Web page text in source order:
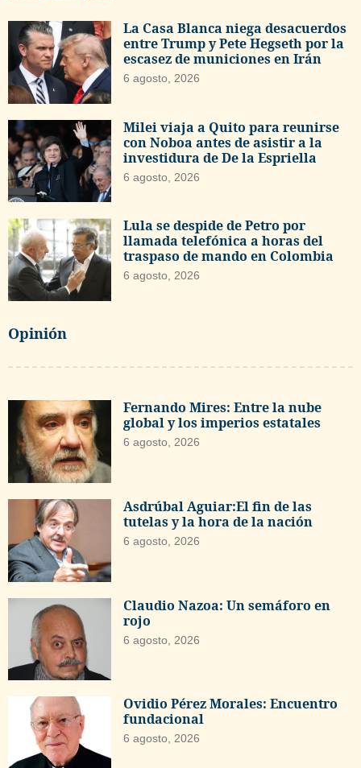
La Casa Blanca niega desacuerdos
entre Trump y Pete Hegseth por la
escasez de municiones en Irán
6 agosto, 2026
Milei viaja a Quito para reunirse
con Noboa antes de asistir a la
investidura de De la Espriella
6 agosto, 2026
Lula se despide de Petro por
llamada telefónica a horas del
traspaso de mando en Colombia
6 agosto, 2026
Opinión
Fernando Mires: Entre la nube
global y los imperios estatales
6 agosto, 2026
Asdrúbal Aguiar:El fin de las
tutelas y la hora de la nación
6 agosto, 2026
Claudio Nazoa: Un semáforo en
rojo
6 agosto, 2026
Ovidio Pérez Morales: Encuentro
fundacional
6 agosto, 2026